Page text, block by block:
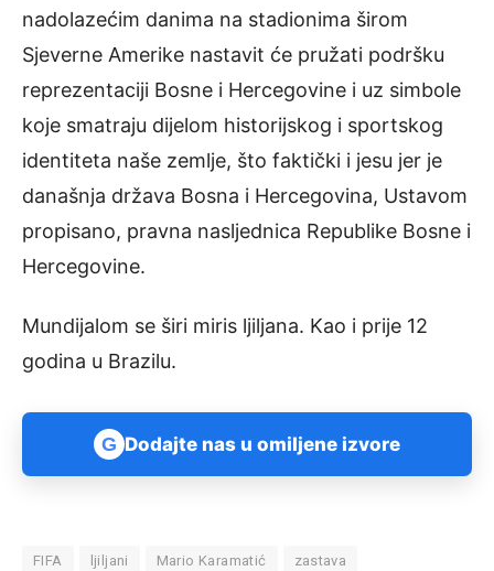
nadolazećim danima na stadionima širom
Sjeverne Amerike nastavit će pružati podršku
reprezentaciji Bosne i Hercegovine i uz simbole
koje smatraju dijelom historijskog i sportskog
identiteta naše zemlje, što faktički i jesu jer je
današnja država Bosna i Hercegovina, Ustavom
propisano, pravna nasljednica Republike Bosne i
Hercegovine.
Mundijalom se širi miris ljiljana. Kao i prije 12
godina u Brazilu.
G Dodajte nas u omiljene izvore
FIFA ljiljani Mario Karamatić zastava